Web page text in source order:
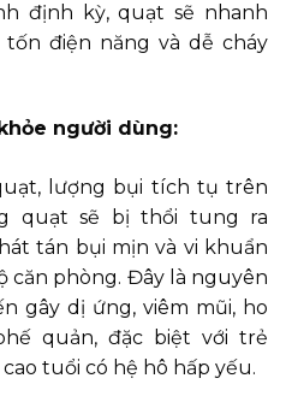
định kỳ, quạt sẽ nhanh
điện năng và dễ cháy
người dùng:
lượng bụi tích tụ trên
quạt sẽ bị thổi tung ra
tán bụi mịn và vi khuẩn
căn phòng. Đây là nguyên
gây dị ứng, viêm mũi, ho
quản, đặc biệt với trẻ
tuổi có hệ hô hấp yếu.